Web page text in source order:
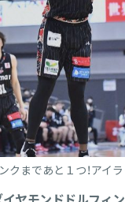
まであと１つ！アイラ